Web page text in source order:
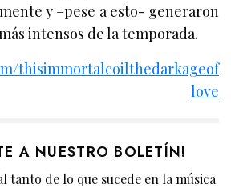
y –pese a esto- generaron
intensos de la temporada.
thisimmortalcoilthedarkageof
love
A NUESTRO BOLETÍN!
tanto de lo que sucede en la música